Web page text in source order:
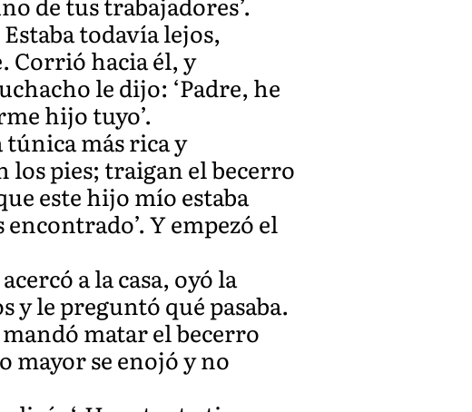
todavía lejos,
Corrió hacia él, y
le dijo: ‘Padre, he
hijo tuyo’.
túnica más rica y
los pies; traigan el becerro
este hijo mío estaba
Y empezó el
a la casa, oyó la
y le preguntó qué pasaba.
matar el becerro
mayor se enojó y no